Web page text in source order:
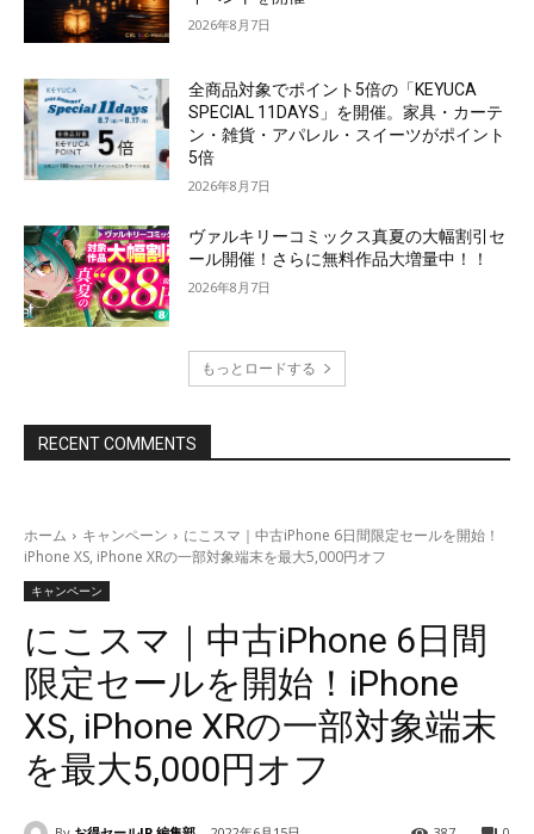
2026年8月7日
全商品対象でポイント5倍の「KEYUCA
SPECIAL 11DAYS」を開催。家具・カーテ
ン・雑貨・アパレル・スイーツがポイント
5倍
2026年8月7日
ヴァルキリーコミックス真夏の大幅割引セ
ール開催！さらに無料作品大増量中！！
2026年8月7日
もっとロードする
RECENT COMMENTS